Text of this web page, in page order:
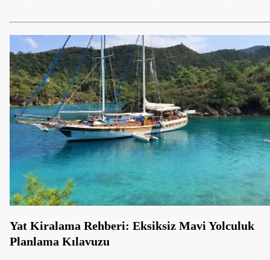
Yat Kiralama Rehberi: Eksiksiz Mavi Yolculuk
Planlama Kılavuzu